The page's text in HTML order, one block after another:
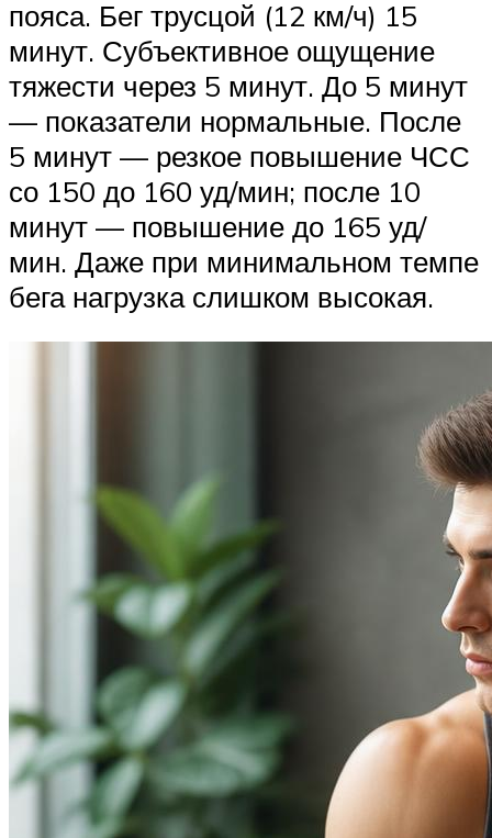
пояса. Бег трусцой (12 км/ч) 15
минут. Субъективное ощущение
тяжести через 5 минут. До 5 минут
— показатели нормальные. После
5 минут — резкое повышение ЧСС
со 150 до 160 уд/мин; после 10
минут — повышение до 165 уд/
мин. Даже при минимальном темпе
бега нагрузка слишком высокая.